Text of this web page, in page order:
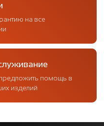
на все
помощь в
изделий